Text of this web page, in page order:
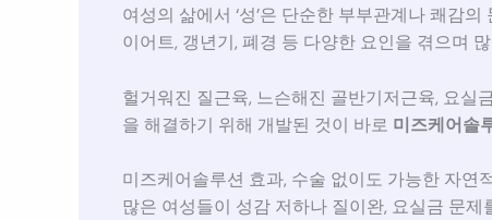
여성의 삶에서 ‘성’은 단순한 부부관계나 쾌감
이어트, 갱년기, 폐경 등 다양한 요인을 겪으며
헐거워진 질근육, 느슨해진 골반기저근육, 요실
을 해결하기 위해 개발된 것이 바로 미즈케어솔
미즈케어솔루션 효과, 수술 없이도 가능한 자연
많은 여성들이 성감 저하나 질이완, 요실금 문